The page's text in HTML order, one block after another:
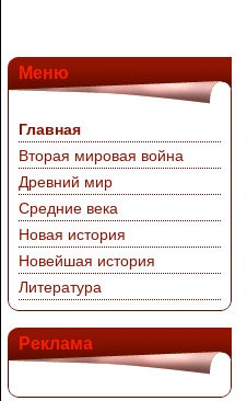
Меню
Главная
Вторая мировая война
Древний мир
Средние века
Новая история
Новейшая история
Литература
Реклама